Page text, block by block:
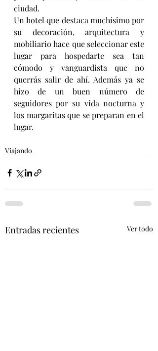
ciudad.
Un hotel que destaca muchísimo por
su decoración, arquitectura y
mobiliario hace que seleccionar este
lugar para hospedarte sea tan
cómodo y vanguardista que no
querrás salir de ahí. Además ya se
hizo de un buen número de
seguidores por su vida nocturna y
los margaritas que se preparan en el
lugar.
Viajando
Entradas recientes Ver todo